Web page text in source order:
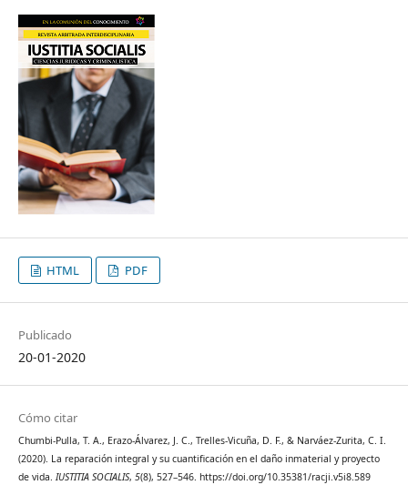
HTML PDF
Publicado
20-01-2020
Cómo citar
Chumbi-Pulla, T. A., Erazo-Álvarez, J. C., Trelles-Vicuña, D. F., & Narváez-Zurita, C. I.
(2020). La reparación integral y su cuantificación en el daño inmaterial y proyecto
de vida. IUSTITIA SOCIALIS, 5(8), 527–546. https://doi.org/10.35381/racji.v5i8.589